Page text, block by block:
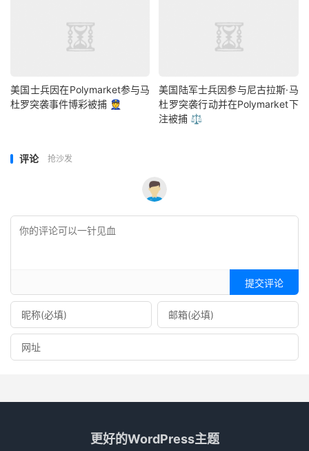
美国士兵因在Polymarket参与马
杜罗突袭事件博彩被捕 👮
美国陆军士兵因参与尼古拉斯·马
杜罗突袭行动并在Polymarket下
注被捕 ⚖️
评论 抢沙发
提交评论
更好的WordPress主题